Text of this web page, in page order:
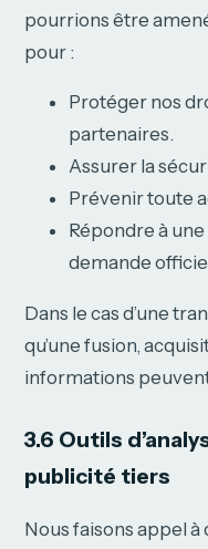
pourrions être
pour :
Protéger nos
partenaires.
Assurer la
Prévenir toute
Répondre à
demande
Dans le cas d’une
qu’une fusion,
informations
3.6 Outils
publicité tiers
Nous faisons appel à